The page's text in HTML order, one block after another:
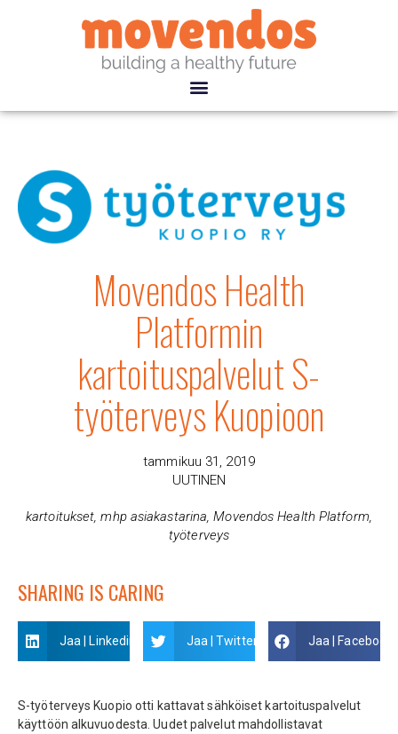
Movendos Health
Platformin
kartoituspalvelut S-
työterveys Kuopioon
tammikuu 31, 2019
UUTINEN
kartoitukset,mhp asiakastarina,Movendos Health Platform,
työterveys
SHARING IS CARING
Jaa | Linkedin Jaa | Twitter Jaa | Facebook
S-työterveys Kuopio otti kattavat sähköiset kartoituspalvelut
käyttöön alkuvuodesta. Uudet palvelut mahdollistavat